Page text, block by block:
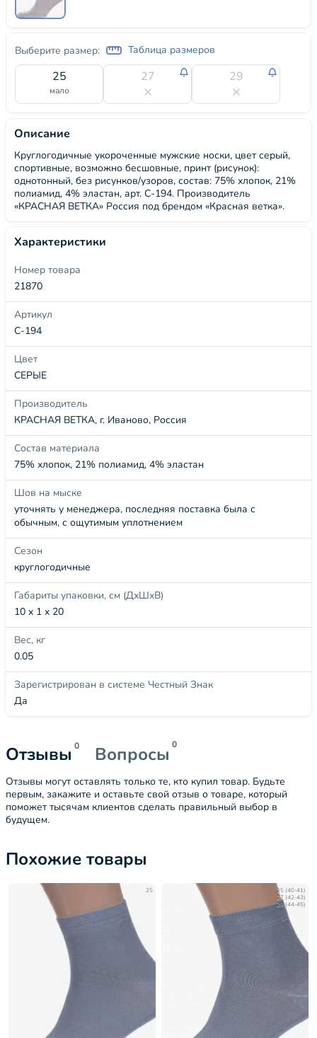
Выберите размер: Таблица размеров
25
мало
27 29
Описание
Круглогодичные укороченные мужские носки, цвет серый,
спортивные, возможно бесшовные, принт (рисунок):
однотонный, без рисунков/узоров, состав: 75% хлопок, 21%
полиамид, 4% эластан, арт. С-194. Производитель
«КРАСНАЯ ВЕТКА» Россия под брендом «Красная ветка».
Характеристики
Номер товара
21870
Артикул
С-194
Цвет
СЕРЫЕ
Производитель
КРАСНАЯ ВЕТКА, г. Иваново, Россия
Состав материала
75% хлопок, 21% полиамид, 4% эластан
Шов на мыске
уточнять у менеджера, последняя поставка была с
обычным, с ощутимым уплотнением
Сезон
круглогодичные
Габариты упаковки, см (ДхШхВ)
10 x 1 x 20
Вес, кг
0.05
Зарегистрирован в системе Честный Знак
Да
Отзывы 0 Вопросы 0
Отзывы могут оставлять только те, кто купил товар. Будьте
первым, закажите и оставьте свой отзыв о товаре, который
поможет тысячам клиентов сделать правильный выбор в
будущем.
Похожие товары
25
25 (40-41)
27 (42-43)
29 (44-45)